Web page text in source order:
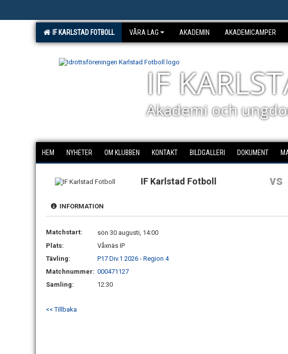
IF KARLSTAD FOTBOLL VÅRA LAG AKADEMIN AKADEMICAMPER
IF
Akademi och
HEM NYHETER OM KLUBBEN KONTAKT BILDGALLERI DOKUMENT
IF Karlstad Fotboll vs
INFORMATION
Matchstart:
sön 30 augusti, 14:00
Plats:
Våxnäs IP
Tävling:
P17 Div.1 2026 - Region 4
Matchnummer: 000471127
Samling:
12:30
<< Tillbaka